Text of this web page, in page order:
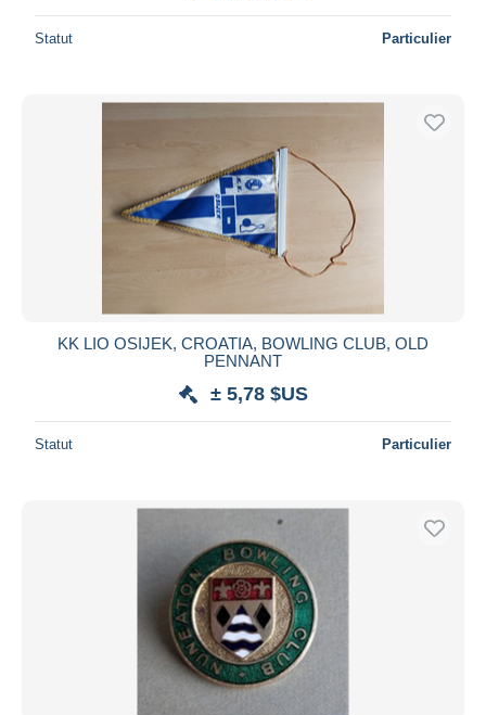
Statut Particulier
KK LIO OSIJEK, CROATIA, BOWLING CLUB, OLD
PENNANT
± 5,78 $US
Statut Particulier